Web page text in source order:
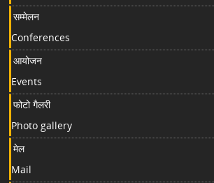
सम्मेलन
Conferences
आयोजन
Events
फोटो गैलरी
Photo gallery
मेल
Mail